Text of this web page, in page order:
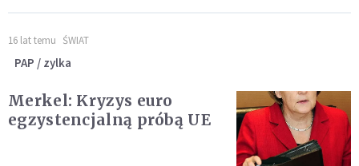
16 lat temu ŚWIAT
PAP / zylka
Merkel: Kryzys euro
egzystencjalną próbą UE